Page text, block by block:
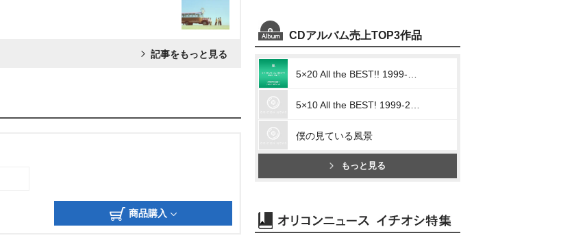
記事をもっと見る
商品購入
CDアルバム売上TOP3作品
僕の見ている風景
もっと見る